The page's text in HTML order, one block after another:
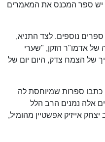
יש ספר המכנס את המאמרים
נוספים. לצד התניא,
של אדמו"ר הזקן, "שערי
של הצמח צדק, היום יום של
כתבו ספרות שמיוחסת לה
אלה נמנים הרב הלל
אייזיק אפשטיין מהומיל,